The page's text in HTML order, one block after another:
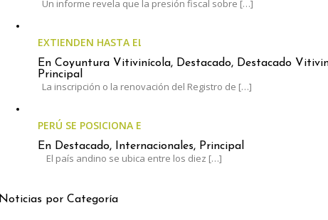
Un informe revela que la presión fiscal sobre […]
EXTIENDEN HASTA EL 30 DE JUNIO EL PLAZO PARA
En Coyuntura Vitivinícola, Destacado, Destacado
Principal
La inscripción o la renovación del Registro de […]
PERÚ SE POSICIONA ENTRE LOS LÍDERES MUNDIALES EN
En Destacado, Internacionales, Principal
El país andino se ubica entre los diez […]
Noticias por Categoría